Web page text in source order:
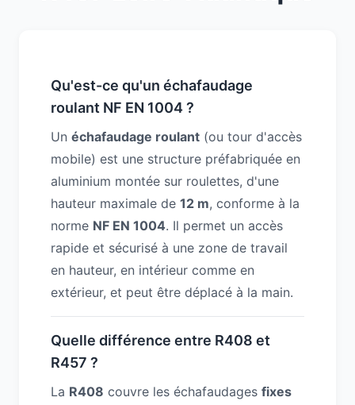
Qu'est-ce qu'un échafaudage
roulant NF EN 1004 ?
Un échafaudage roulant (ou tour d'accès
mobile) est une structure préfabriquée en
aluminium montée sur roulettes, d'une
hauteur maximale de 12 m, conforme à la
norme NF EN 1004. Il permet un accès
rapide et sécurisé à une zone de travail
en hauteur, en intérieur comme en
extérieur, et peut être déplacé à la main.
Quelle différence entre R408 et
R457 ?
La R408 couvre les échafaudages fixes